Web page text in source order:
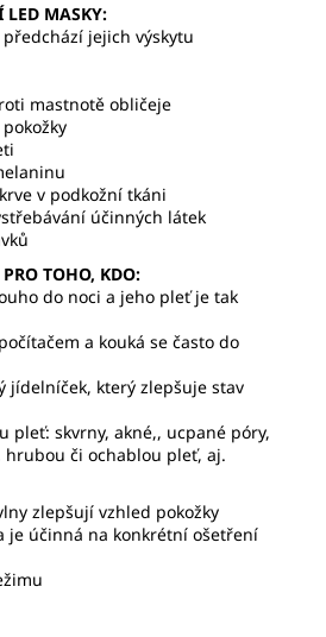
LED MASKY:
jejich výskytu
mastnotě obličeje
v podkožní tkáni
účinných látek
TOHO, KDO:
do noci a jeho pleť je tak
a kouká se často do
jídelníček, který zlepšuje stav
pleť: skvrny, akné,, ucpané póry,
či ochablou pleť, aj.
zlepšují vzhled pokožky
je účinná na konkrétní ošetření